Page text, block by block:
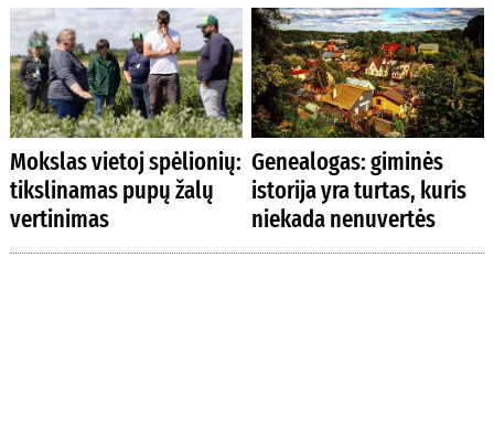
Mokslas vietoj spėlionių:
tikslinamas pupų žalų
vertinimas
Genealogas: giminės
istorija yra turtas, kuris
niekada nenuvertės